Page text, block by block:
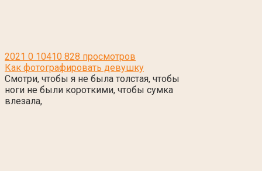
2021 0 10410 828 просмотров
Как фотографировать девушку
Смотри, чтобы я не была толстая, чтобы
ноги не были короткими, чтобы сумка
влезала,